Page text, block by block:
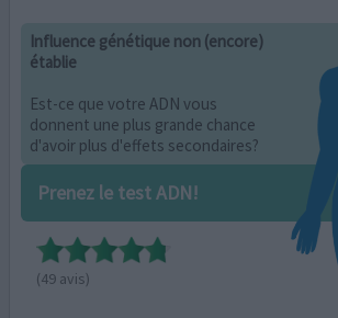
Influence génétique non (encore)
établie
Est-ce que votre ADN vous
donnent une plus grande chance
d'avoir plus d'effets secondaires?
Prenez le test ADN!
(49 avis)